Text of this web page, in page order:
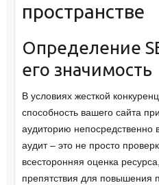
пространстве
Определение
его значимость
В условиях жесткой
способность вашего сайта
аудиторию непосредственно
аудит – это не просто
всесторонняя оценка
препятствия для повышения